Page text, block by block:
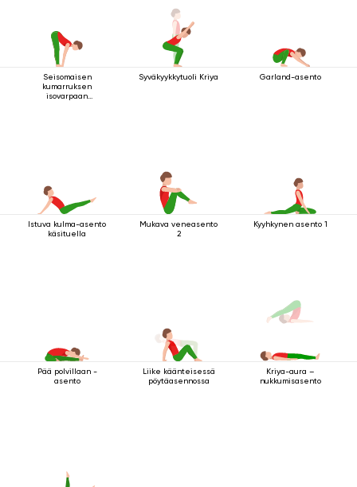
Seisomaisen
kumarruksen
isovarpaan
Syväkyykkytuoli Kriya Garland-asento
Istuva kulma-asento
käsituella
Mukava veneasento
2
Kyyhkynen asento 1
Pää polvillaan -
asento
Liike käänteisessä
pöytäasennossa
Kriya-aura –
nukkumisasento